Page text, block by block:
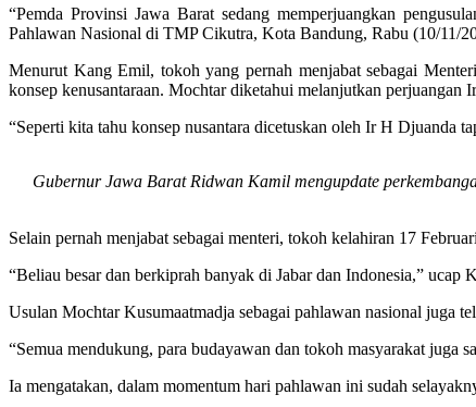
“Pemda Provinsi Jawa Barat sedang memperjuangkan
Pahlawan Nasional di TMP Cikutra, Kota Bandung, Rabu (10/11/
Menurut Kang Emil, tokoh yang pernah menjabat sebagai
konsep kenusantaraan. Mochtar diketahui melanjutkan
“Seperti kita tahu konsep nusantara dicetuskan oleh Ir H Djuanda
Gubernur Jawa Barat Ridwan Kamil mengupdate
Selain pernah menjabat sebagai menteri, tokoh kelahiran 17
“Beliau besar dan berkiprah banyak di Jabar dan Indonesia,” ucap
Usulan Mochtar Kusumaatmadja sebagai pahlawan nasional juga
“Semua mendukung, para budayawan dan tokoh masyarakat juga
Ia mengatakan, dalam momentum hari pahlawan ini sudah